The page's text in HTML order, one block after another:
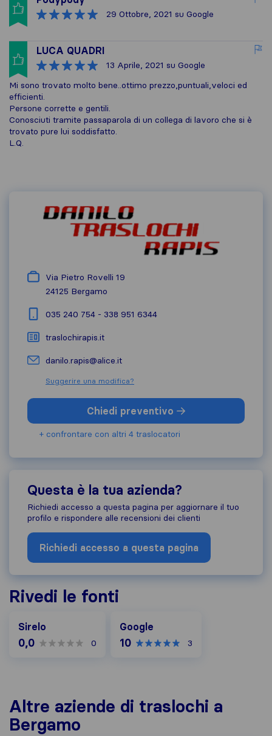
29 Ottobre, 2021 su Google
LUCA QUADRI
13 Aprile, 2021 su Google
Mi sono trovato molto bene..ottimo prezzo,puntuali,veloci ed
efficienti.
Persone corrette e gentili.
Conosciuti tramite passaparola di un collega di lavoro che si è
trovato pure lui soddisfatto.
L.Q.
Via Pietro Rovelli 19
24125 Bergamo
035 240 754 - 338 951 6344
traslochirapis.it
danilo.rapis@alice.it
Suggerire una modifica?
Chiedi preventivo
+ confrontare con altri 4 traslocatori
Questa è la tua azienda?
Richiedi accesso a questa pagina per aggiornare il tuo
profilo e rispondere alle recensioni dei clienti
Richiedi accesso a questa pagina
Rivedi le fonti
Sirelo
0,0 0
Google
10 3
Altre aziende di traslochi a
Bergamo